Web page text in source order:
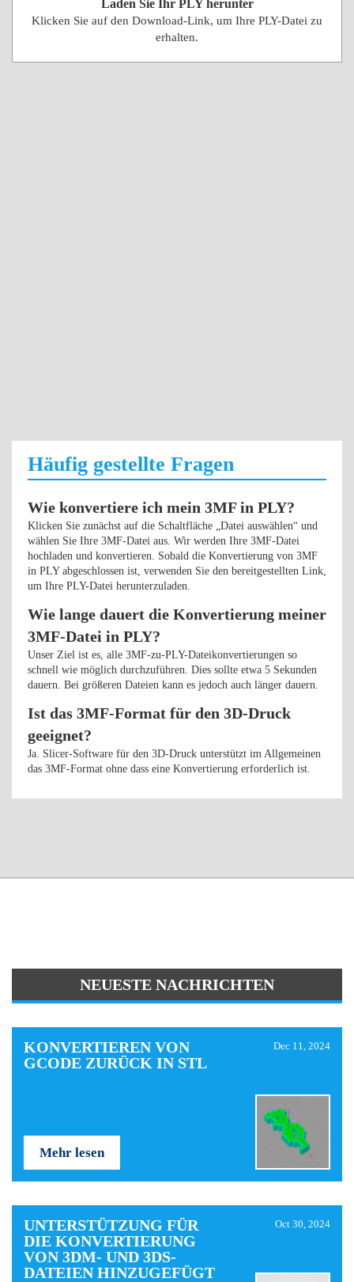
Laden Sie Ihr PLY herunter
Klicken Sie auf den Download-Link, um Ihre PLY-Datei zu
erhalten.
Häufig gestellte Fragen
Wie konvertiere ich mein 3MF in PLY?
Klicken Sie zunächst auf die Schaltfläche „Datei auswählen“ und
wählen Sie Ihre 3MF-Datei aus. Wir werden Ihre 3MF-Datei
hochladen und konvertieren. Sobald die Konvertierung von 3MF
in PLY abgeschlossen ist, verwenden Sie den bereitgestellten Link,
um Ihre PLY-Datei herunterzuladen.
Wie lange dauert die Konvertierung meiner
3MF-Datei in PLY?
Unser Ziel ist es, alle 3MF-zu-PLY-Dateikonvertierungen so
schnell wie möglich durchzuführen. Dies sollte etwa 5 Sekunden
dauern. Bei größeren Dateien kann es jedoch auch länger dauern.
Ist das 3MF-Format für den 3D-Druck
geeignet?
Ja. Slicer-Software für den 3D-Druck unterstützt im Allgemeinen
das 3MF-Format ohne dass eine Konvertierung erforderlich ist.
NEUESTE NACHRICHTEN
KONVERTIEREN VON
GCODE ZURÜCK IN STL
Dec 11, 2024
Mehr lesen
UNTERSTÜTZUNG FÜR
DIE KONVERTIERUNG
VON 3DM- UND 3DS-
DATEIEN HINZUGEFÜGT
Oct 30, 2024